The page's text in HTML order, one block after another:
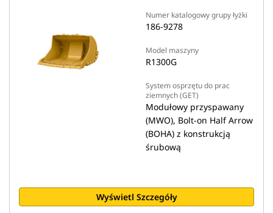
Numer katalogowy grupy łyżki
186-9278
Model maszyny
R1300G
System osprzętu do prac
ziemnych (GET)
Modułowy przyspawany
(MWO), Bolt-on Half Arrow
(BOHA) z konstrukcją
śrubową
Wyświetl Szczegóły